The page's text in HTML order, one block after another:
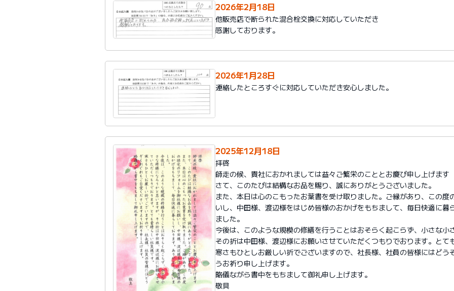
2026年2月18日
他販売店で断られた混合栓交換に対応していただき
感謝しております。
2026年1月28日
連絡したところすぐに対応していただき安心しました。
2025年12月18日
拝啓
師走の候、貴社におかれましては益々ご繁栄のこととお慶び申し上げます
さて、このたびは結構なお品を賜り、誠にありがとうございました。
また、本日は心のこもったお葉書を受け取りました。ご縁があり、この度
いし、中田様、渡辺様をはじめ皆様のおかげをもちまして、毎日快適に暮
ました。
今後は、このような規模の修繕を行うことはおそらく起こらず、小さな小
その折は中田様、渡辺様にお願いさせていただくつもりでおります。とて
寒さもひとしお厳しい折でございますので、社長様、社員の皆様にはどう
うお祈り申し上げます。
略儀ながら書中をもちまして御礼申し上げます。
敬具